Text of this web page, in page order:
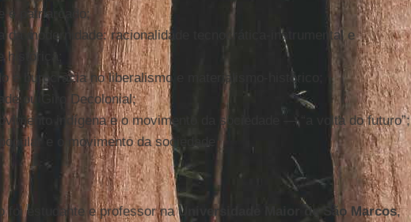
e patriarcado;
da modernidade: racionalidade tecnocrática-instrumental e
histórica;
e burocracia no liberalismo e materialismo-histórico;
ou Giro Decolonial;
indígena e o movimento da sociedade — “a volta do futuro”;
e o movimento da sociedade
foi estudante e professor naUniversidade Maior de São Marcos,